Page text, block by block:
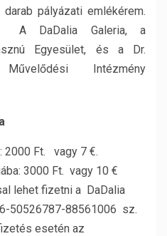
pályázati emlékérem.
A DaDalia Galeria, a
Egyesület, és a Dr.
Intézmény
2000 Ft. vagy 7 €.
3000 Ft. vagy 10 €
lehet fizetni a DaDalia
50526787-88561006 sz.
esetén az